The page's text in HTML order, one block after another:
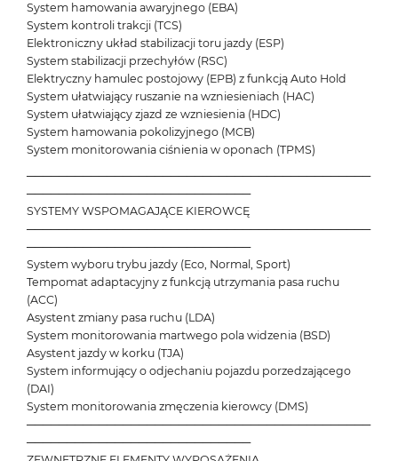
System hamowania awaryjnego (EBA)
System kontroli trakcji (TCS)
Elektroniczny układ stabilizacji toru jazdy (ESP)
System stabilizacji przechyłów (RSC)
Elektryczny hamulec postojowy (EPB) z funkcją Auto Hold
System ułatwiający ruszanie na wzniesieniach (HAC)
System ułatwiający zjazd ze wzniesienia (HDC)
System hamowania pokolizyjnego (MCB)
System monitorowania ciśnienia w oponach (TPMS)
───────────────────────────────────────────
────────────────────────────
SYSTEMY WSPOMAGAJĄCE KIEROWCĘ
───────────────────────────────────────────
────────────────────────────
System wyboru trybu jazdy (Eco, Normal, Sport)
Tempomat adaptacyjny z funkcją utrzymania pasa ruchu
(ACC)
Asystent zmiany pasa ruchu (LDA)
System monitorowania martwego pola widzenia (BSD)
Asystent jazdy w korku (TJA)
System informujący o odjechaniu pojazdu porzedzającego
(DAI)
System monitorowania zmęczenia kierowcy (DMS)
───────────────────────────────────────────
────────────────────────────